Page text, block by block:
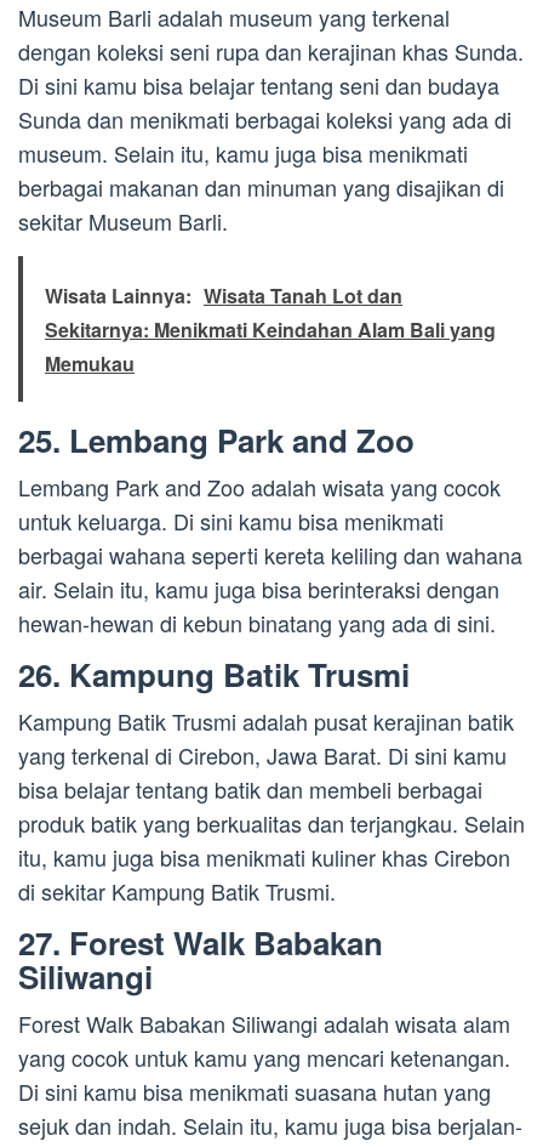
Museum Barli adalah museum yang terkenal
dengan koleksi seni rupa dan kerajinan khas Sunda.
Di sini kamu bisa belajar tentang seni dan budaya
Sunda dan menikmati berbagai koleksi yang ada di
museum. Selain itu, kamu juga bisa menikmati
berbagai makanan dan minuman yang disajikan di
sekitar Museum Barli.
Wisata Lainnya: Wisata Tanah Lot dan
Sekitarnya: Menikmati Keindahan Alam Bali yang
Memukau
25. Lembang Park and Zoo
Lembang Park and Zoo adalah wisata yang cocok
untuk keluarga. Di sini kamu bisa menikmati
berbagai wahana seperti kereta keliling dan wahana
air. Selain itu, kamu juga bisa berinteraksi dengan
hewan-hewan di kebun binatang yang ada di sini.
26. Kampung Batik Trusmi
Kampung Batik Trusmi adalah pusat kerajinan batik
yang terkenal di Cirebon, Jawa Barat. Di sini kamu
bisa belajar tentang batik dan membeli berbagai
produk batik yang berkualitas dan terjangkau. Selain
itu, kamu juga bisa menikmati kuliner khas Cirebon
di sekitar Kampung Batik Trusmi.
27. Forest Walk Babakan
Siliwangi
Forest Walk Babakan Siliwangi adalah wisata alam
yang cocok untuk kamu yang mencari ketenangan.
Di sini kamu bisa menikmati suasana hutan yang
sejuk dan indah. Selain itu, kamu juga bisa berjalan-